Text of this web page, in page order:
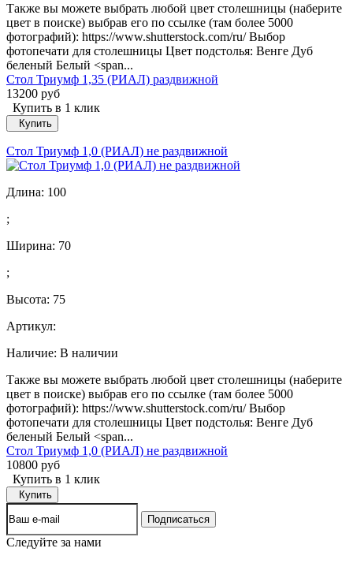
Также вы можете выбрать любой цвет столешницы (наберите
цвет в поиске) выбрав его по ссылке (там более 5000
фотографий): https://www.shutterstock.com/ru/ Выбор
фотопечати для столешницы Цвет подстолья: Венге Дуб
беленый Белый <span...
Стол Триумф 1,35 (РИАЛ) раздвижной
13200 руб
Купить в 1 клик
Купить
Стол Триумф 1,0 (РИАЛ) не раздвижной
Длина: 100
;
Ширина: 70
;
Высота: 75
Артикул:
Наличие: В наличии
Также вы можете выбрать любой цвет столешницы (наберите
цвет в поиске) выбрав его по ссылке (там более 5000
фотографий): https://www.shutterstock.com/ru/ Выбор
фотопечати для столешницы Цвет подстолья: Венге Дуб
беленый Белый <span...
Стол Триумф 1,0 (РИАЛ) не раздвижной
10800 руб
Купить в 1 клик
Купить
Следуйте за нами